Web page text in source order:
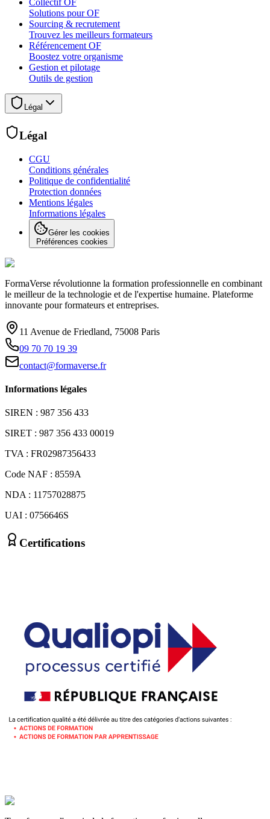
Collectif OF
Solutions pour OF
Sourcing & recrutement
Trouvez les meilleurs formateurs
Référencement OF
Boostez votre organisme
Gestion et pilotage
Outils de gestion
Légal
Légal
CGU
Conditions générales
Politique de confidentialité
Protection données
Mentions légales
Informations légales
Gérer les cookies
Préférences cookies
FormaVerse révolutionne la formation professionnelle en combinant
le meilleur de la technologie et de l'expertise humaine. Plateforme
innovante pour formateurs et entreprises.
11 Avenue de Friedland, 75008 Paris
09 70 70 19 39
contact@formaverse.fr
Informations légales
SIREN : 987 356 433
SIRET : 987 356 433 00019
TVA : FR02987356433
Code NAF : 8559A
NDA : 11757028875
UAI : 0756646S
Certifications